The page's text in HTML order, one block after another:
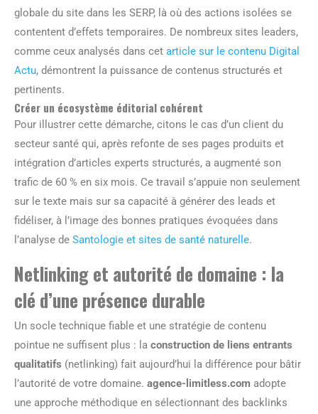
globale du site dans les SERP, là où des actions isolées se
contentent d’effets temporaires. De nombreux sites leaders,
comme ceux analysés dans cet article sur le contenu Digital
Actu, démontrent la puissance de contenus structurés et
pertinents.
Créer un écosystème éditorial cohérent
Pour illustrer cette démarche, citons le cas d’un client du
secteur santé qui, après refonte de ses pages produits et
intégration d’articles experts structurés, a augmenté son
trafic de 60 % en six mois. Ce travail s’appuie non seulement
sur le texte mais sur sa capacité à générer des leads et
fidéliser, à l’image des bonnes pratiques évoquées dans
l’analyse de Santologie et sites de santé naturelle.
Netlinking et autorité de domaine : la
clé d’une présence durable
Un socle technique fiable et une stratégie de contenu
pointue ne suffisent plus : la construction de liens entrants
qualitatifs (netlinking) fait aujourd’hui la différence pour bâtir
l’autorité de votre domaine. agence-limitless.com adopte
une approche méthodique en sélectionnant des backlinks